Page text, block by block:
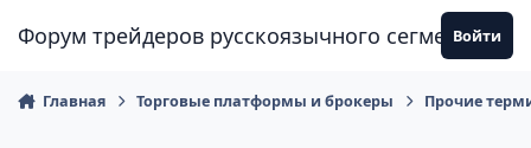
Форум трейдеров русскоязычного сегмента
Войти
Главная Торговые платформы и брокеры Прочие